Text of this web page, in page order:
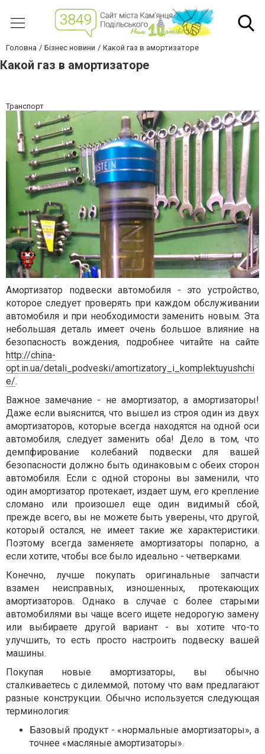
Головна Бізнес новини Какой газ в амортизаторе
Какой газ в амортизаторе
Транспорт
Амортизатор подвески автомобиля - это устройство,
которое следует проверять при каждом обслуживании
автомобиля и при необходимости заменить новым. Эта
небольшая деталь имеет очень большое влияние на
безопасность вождения, подробнее читайте на сайте
http://china-
opt.in.ua/detali_podveski/amortizatory_i_komplektuyushchi
e/.
Важное замечание - не амортизатор, а амортизаторы!
Даже если выяснится, что вышел из строя один из двух
амортизаторов, которые всегда находятся на одной оси
автомобиля, следует заменить оба! Дело в том, что
демпфирование колебаний подвески для вашей
безопасности должно быть одинаковым с обеих сторон
автомобиля. Если с одной стороны вы заменили, что
один амортизатор протекает, издает шум, его крепление
сломано или произошел еще один видимый сбой,
прежде всего, вы не можете быть уверены, что другой,
который остался, не имеет такие же характеристики.
Поэтому всегда заменяете амортизаторы попарно, а
если хотите, чтобы все было идеально - четверками.
Конечно, лучше покупать оригинальные запчасти
взамен неисправных, изношенных, протекающих
амортизаторов. Однако в случае с более старыми
автомобилями вы чаще всего ищете недорогую замену
или выбираете другой вариант - вы хотите что-то
улучшить, то есть просто настроить подвеску вашей
машины.
Покупая новые амортизаторы, вы обычно
сталкиваетесь с дилеммой, потому что вам предлагают
разные конструкции. Обычно используется следующая
терминология:
Базовый продукт - «нормальные амортизаторы», а
точнее «масляные амортизаторы».